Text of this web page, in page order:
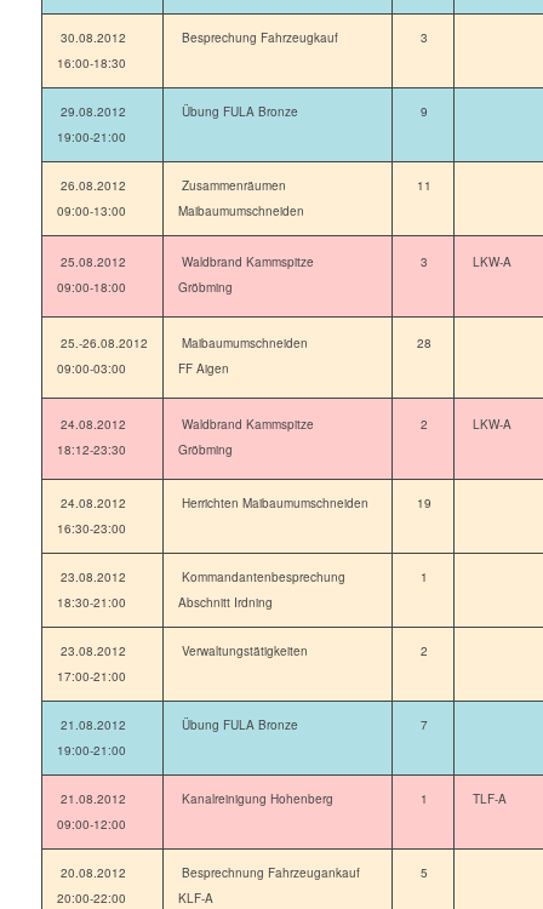
30.08.2012
16:00-18:30
Besprechung Fahrzeugkauf 3
29.08.2012
19:00-21:00
Übung FULA Bronze 9
26.08.2012
09:00-13:00
Zusammenräumen
Maibaumumschneiden
11
25.08.2012
09:00-18:00
Waldbrand Kammspitze
Gröbming
3 LKW-A
25.-26.08.2012
09:00-03:00
Maibaumumschneiden
FF Aigen
28
24.08.2012
18:12-23:30
Waldbrand Kammspitze
Gröbming
2 LKW-A
24.08.2012
16:30-23:00
Herrichten Maibaumumschneiden 19
23.08.2012
18:30-21:00
Kommandantenbesprechung
Abschnitt Irdning
1
23.08.2012
17:00-21:00
Verwaltungstätigkeiten 2
21.08.2012
19:00-21:00
Übung FULA Bronze 7
21.08.2012
09:00-12:00
Kanalreinigung Hohenberg 1 TLF-A
20.08.2012
20:00-22:00
Besprechnung Fahrzeugankauf
KLF-A
5